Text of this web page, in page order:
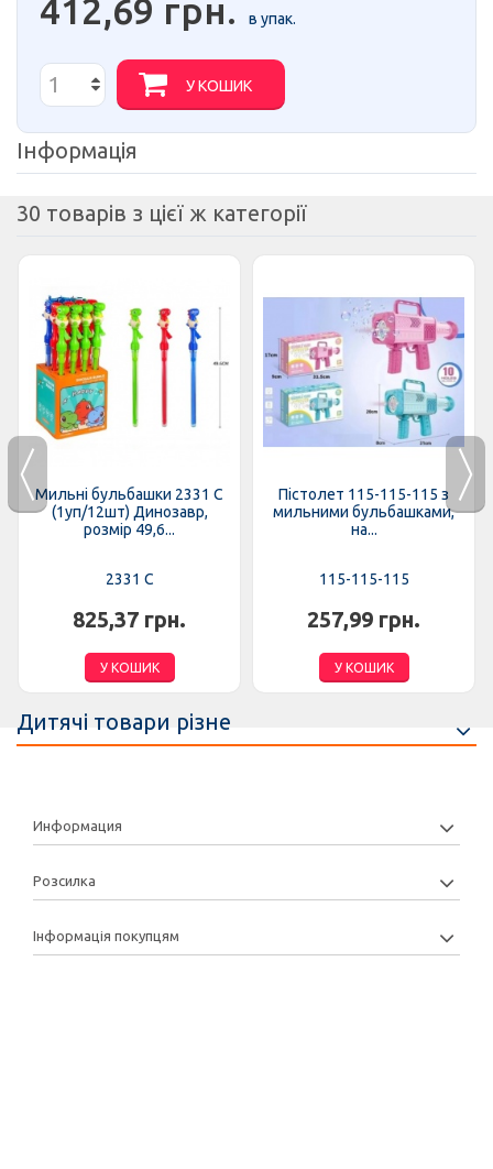
412,69 грн. в упак.
У КОШИК
Інформація
30 товарів з цієї ж категорії
Мильні бульбашки 2331 C
(1уп/12шт) Динозавр,
розмір 49,6...
2331 C
825,37 грн.
У КОШИК
Пістолет 115-115-115 з
мильними бульбашками,
на...
115-115-115
257,99 грн.
У КОШИК
Дитячі товари різне
Информация
Розсилка
Інформація покупцям